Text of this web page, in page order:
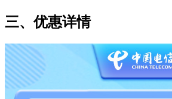
三、优惠详情